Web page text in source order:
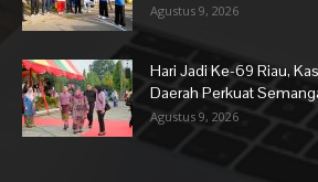
Agustus 9, 2026
Hari Jadi Ke-69 Riau,
Daerah Perkuat
Agustus 9, 2026